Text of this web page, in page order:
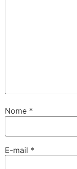
Nome *
E-mail *